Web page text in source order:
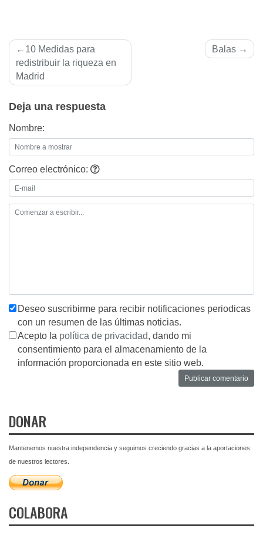
Navegación
de
entradas
10 Medidas para
redistribuir la riqueza en
Madrid
Balas
Deja una respuesta
Nombre:
Correo electrónico:
Deseo suscribirme para recibir notificaciones periodicas
con un resumen de las últimas noticias.
Acepto la política de privacidad, dando mi
consentimiento para el almacenamiento de la
información proporcionada en este sitio web.
DONAR
Mantenemos nuestra independencia y seguimos creciendo gracias a la aportaciones
de nuestros lectores.
COLABORA